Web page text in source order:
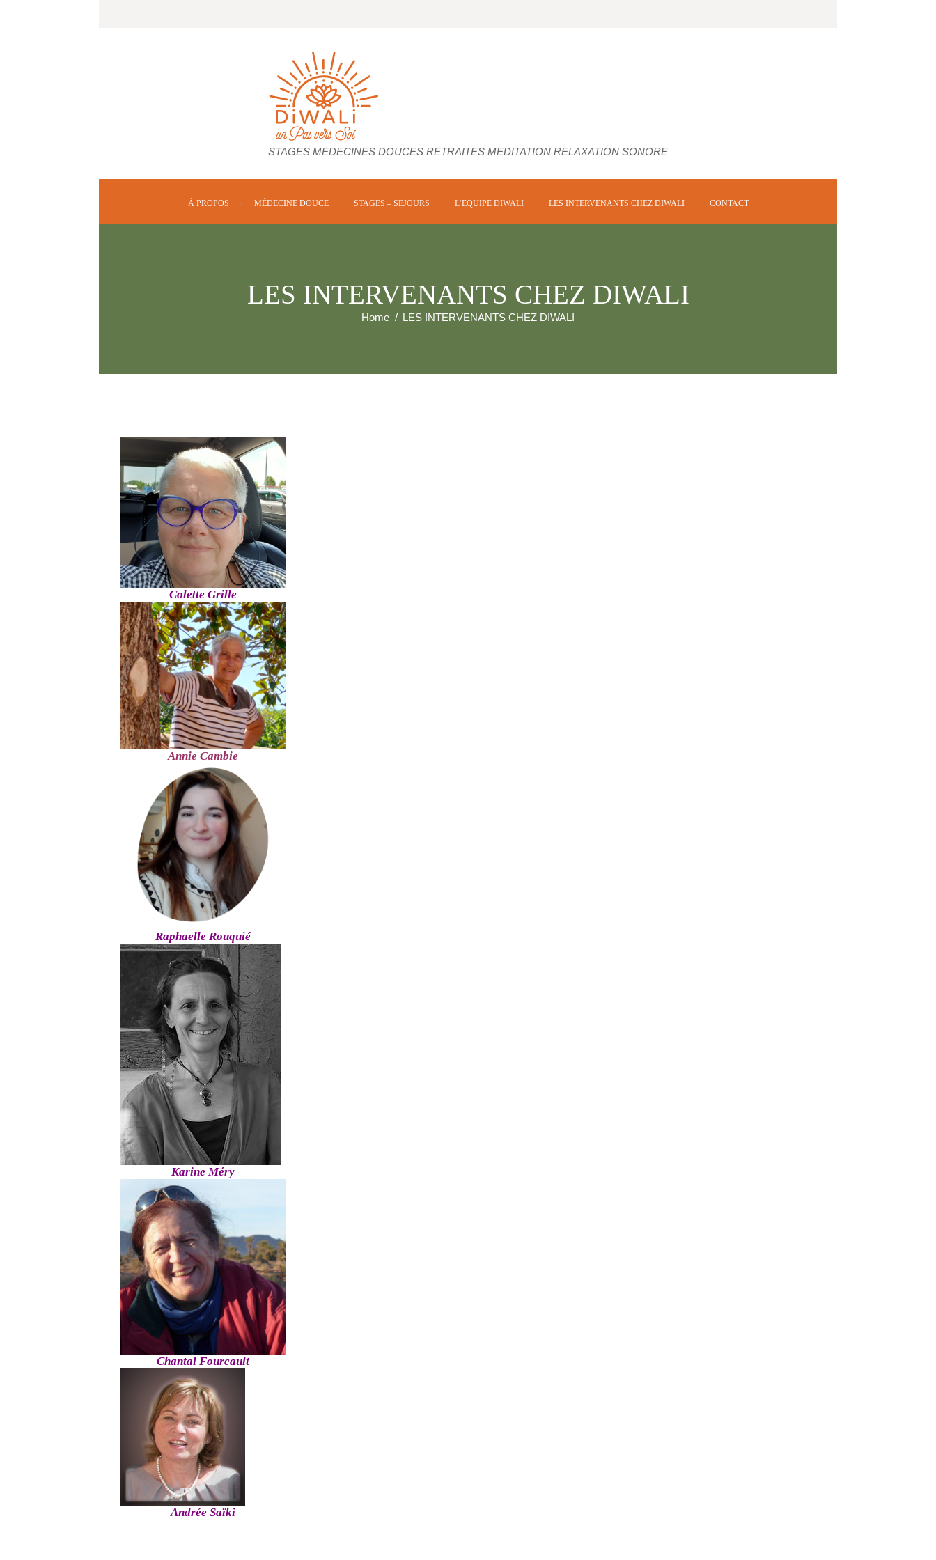
STAGES MEDECINES DOUCES RETRAITES MEDITATION RELAXATION SONORE
À PROPOS MÉDECINE DOUCE STAGES – SEJOURS L’EQUIPE DIWALI LES INTERVENANTS CHEZ DIWALI CONTACT
LES INTERVENANTS CHEZ DIWALI
Home LES INTERVENANTS CHEZ DIWALI
Colette Grille
Annie Cambie
Raphaelle Rouquié
Karine Méry
Chantal Fourcault
Andrée Saïki